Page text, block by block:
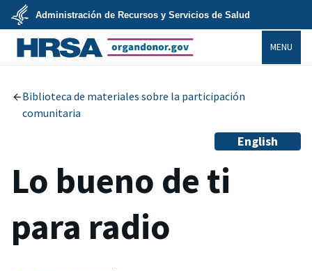
Skip
main
content
U.S.
Department
of
Health
Services
Administración de Recursos y Servicios de Salud
MENU
Biblioteca de materiales sobre la participación
comunitaria
English
Lo bueno de ti
para radio